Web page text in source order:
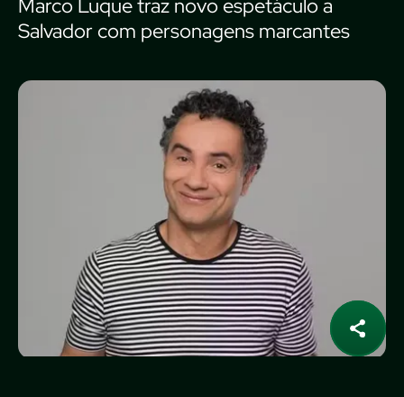
Marco Luque traz novo espetáculo a
Salvador com personagens marcantes